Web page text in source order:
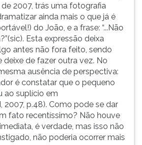
2007, trás uma fotografia
ainda mais o que já é
do João, e a frase: “...Não
Esta expressão deixa
antes não fora feito, sendo
deixe de fazer outra vez. No
ausência de perspectiva:
é constatar que o pequeno
ao suplício em
2007, p.48). Como pode se dar
fato recentíssimo? Não houve
é verdade, mas isso não
não poderia ocorrer mais